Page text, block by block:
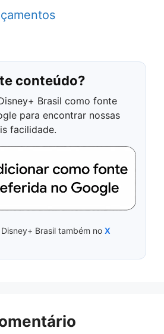
conteúdo?
Brasil como fonte
para encontrar nossas
facilidade.
Brasil também no X